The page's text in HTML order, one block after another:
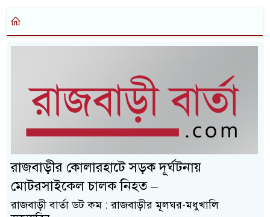
রাজবাড়ীর কোলারহাটে সড়ক দূর্ঘটনায়
মোটরসাইকেল চালক নিহত –
রাজবাড়ী বার্তা ডট কম : রাজবাড়ীর মূলঘর-মধুখালি